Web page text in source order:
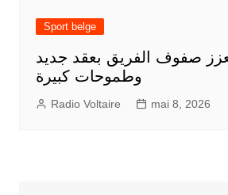
Sport belge
صفوف الفريق بعقد جديد
وطموحات كبيرة
Radio Voltaire mai 8, 2026